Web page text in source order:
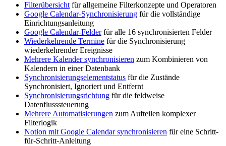
Filterübersicht für allgemeine Filterkonzepte und Operatoren
Google Calendar-Synchronisierung für die vollständige
Einrichtungsanleitung
Google Calendar-Felderfür alle 16 synchronisierten Felder
Wiederkehrende Termine für die Synchronisierung
wiederkehrender Ereignisse
Mehrere Kalender synchronisieren zum Kombinieren von
Kalendern in einer Datenbank
Synchronisierungselementstatus für die Zustände
Synchronisiert, Ignoriert und Entfernt
Synchronisierungsrichtung für die feldweise
Datenflusssteuerung
Mehrere Automatisierungen zum Aufteilen komplexer
Filterlogik
Notion mit Google Calendar synchronisieren für eine Schritt-
für-Schritt-Anleitung